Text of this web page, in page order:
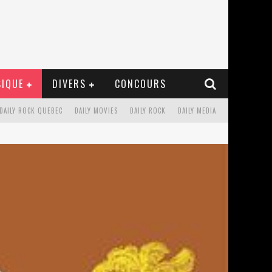
DIVERS CONCOURS
DAILY MEDIA
DAILY ROCK
DAILY MOVIES
DAILY ROCK QUEBEC